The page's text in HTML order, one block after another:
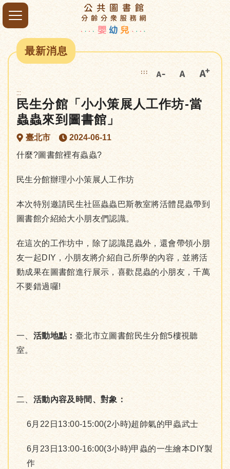
最新消息
:::
:::
民生分館「小小策展人工作坊-當
蟲蟲來到圖書館」
臺北市
2024-06-11
什麼?圖書館裡有蟲蟲?
民生分館辦理小小策展人工作坊
本次特別邀請民生社區蟲蟲巴斯教室將活體昆蟲帶到
圖書館介紹給大小朋友們認識。
在這次的工作坊中，除了認識昆蟲外，還會帶領小朋
友一起DIY，小朋友將介紹自己所學的內容，並將活
動成果在圖書館進行展示，喜歡昆蟲的小朋友，千萬
不要錯過囉!
一、 活動地點： 臺北市立圖書館民生分館5樓視聽
室。
二、 活動內容及時間、對象：
6月22日13:00-15:00(2小時)超帥氣的甲蟲武士
6月23日13:00-16:00(3小時)甲蟲的一生繪本DIY製
作